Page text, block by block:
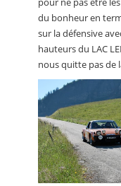
du bonheur en
sur la défensive
hauteurs du LAC
nous quitte pas de